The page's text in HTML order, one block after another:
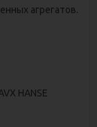
агрегатов.
HANSE